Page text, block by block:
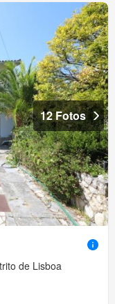
12 Fotos
de Lisboa